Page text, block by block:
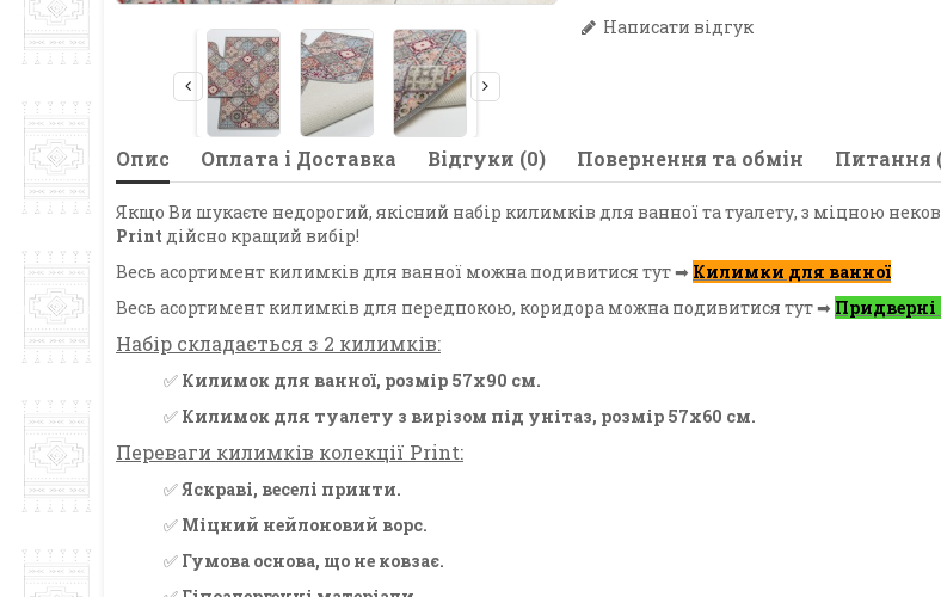
Написати відгук
Опис Оплата і Доставка Відгуки (0) Повернення та обмін Питання
Якщо Ви шукаєте недорогий, якісний набір килимків для ванної та туалету, з міцною
Print дійсно кращий вибір!
Весь асортимент килимків для ванної можна подивитися тут ➡ Килимки для ванної
Весь асортимент килимків для передпокою, коридора можна подивитися тут ➡
Набір складається з 2 килимків:
✅ Килимок для ванної, розмір 57х90 см.
✅ Килимок для туалету з вирізом під унітаз, розмір 57х60 см.
Переваги килимків колекції Print:
✅Яскраві, веселі принти.
✅ Міцний нейлоновий ворс.
✅ Гумова основа, що не ковзає.